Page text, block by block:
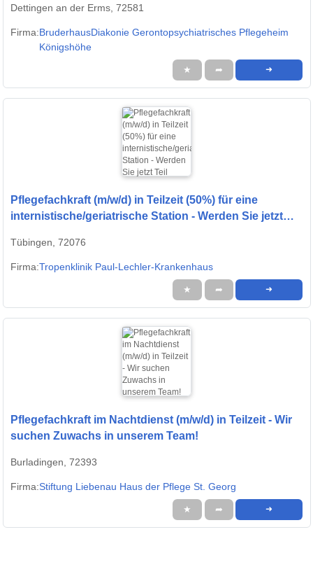
Dettingen an der Erms, 72581
Firma:BruderhausDiakonie Gerontopsychiatrisches Pflegeheim
Königshöhe
★ ➦ ➜
Pflegefachkraft (m/w/d) in Teilzeit (50%) für eine
internistische/geriatrische Station - Werden Sie jetzt
Tübingen, 72076
Firma:Tropenklinik Paul-Lechler-Krankenhaus
★ ➦ ➜
Pflegefachkraft im Nachtdienst (m/w/d) in Teilzeit - Wir
suchen Zuwachs in unserem Team!
Burladingen, 72393
Firma:Stiftung Liebenau Haus der Pflege St. Georg
★ ➦ ➜